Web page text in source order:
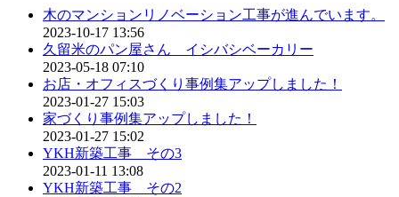
木のマンションリノベーション工事が進んでいます。
2023-10-17 13:56
久留米のパン屋さん イシバシベーカリー
2023-05-18 07:10
お店・オフィスづくり事例集アップしました！
2023-01-27 15:03
家づくり事例集アップしました！
2023-01-27 15:02
YKH新築工事 その3
2023-01-11 13:08
YKH新築工事 その2